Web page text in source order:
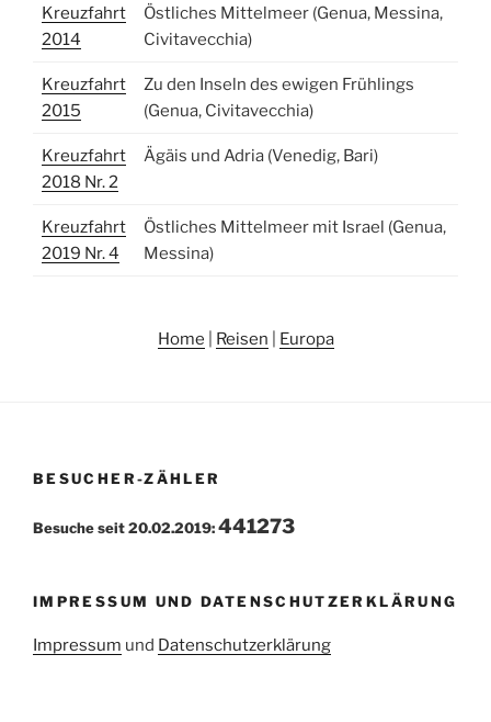
Kreuzfahrt
2014
Östliches Mittelmeer (Genua, Messina,
Civitavecchia)
Kreuzfahrt
2015
Zu den Inseln des ewigen Frühlings
(Genua, Civitavecchia)
Kreuzfahrt
2018 Nr. 2
Ägäis und Adria (Venedig, Bari)
Kreuzfahrt
2019 Nr. 4
Östliches Mittelmeer mit Israel (Genua,
Messina)
Home Reisen Europa
BESUCHER-ZÄHLER
Besuche seit 20.02.2019:441273
IMPRESSUM UND DATENSCHUTZERKLÄRUNG
Impressum und Datenschutzerklärung